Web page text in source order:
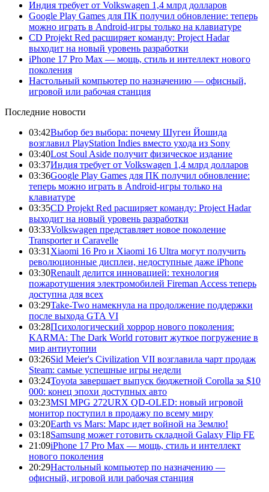
Индия требует от Volkswagen 1,4 млрд долларов
Google Play Games для ПК получил обновление: теперь
можно играть в Android-игры только на клавиатуре
CD Projekt Red расширяет команду: Project Hadar
выходит на новый уровень разработки
iPhone 17 Pro Max — мощь, стиль и интеллект нового
поколения
Настольный компьютер по назначению — офисный,
игровой или рабочая станция
Последние новости
03:42Выбор без выбора: почему Шугеи Йошида
возглавил PlayStation Indies вместо ухода из Sony
03:40Lost Soul Aside получит физическое издание
03:37Индия требует от Volkswagen 1,4 млрд долларов
03:36Google Play Games для ПК получил обновление:
теперь можно играть в Android-игры только на
клавиатуре
03:35CD Projekt Red расширяет команду: Project Hadar
выходит на новый уровень разработки
03:33Volkswagen представляет новое поколение
Transporter и Caravelle
03:31 Xiaomi 16 Pro и Xiaomi 16 Ultra могут получить
революционные дисплеи, недоступные даже iPhone
03:30Renault делится инновацией: технология
пожаротушения электромобилей Fireman Access теперь
доступна для всех
03:29Take-Two намекнула на продолжение поддержки
после выхода GTA VI
03:28Психологический хоррор нового поколения:
KARMA: The Dark World готовит жуткое погружение в
мир антиутопии
03:26Sid Meier's Civilization VII возглавила чарт продаж
Steam: самые успешные игры недели
03:24Toyota завершает выпуск бюджетной Corolla за $10
000: конец эпохи доступных авто
03:23MSI MPG 272URX QD-OLED: новый игровой
монитор поступил в продажу по всему миру
03:20Earth vs Mars: Марс идет войной на Землю!
03:18Samsung может готовить складной Galaxy Flip FE
21:09iPhone 17 Pro Max — мощь, стиль и интеллект
нового поколения
20:29Настольный компьютер по назначению —
офисный, игровой или рабочая станция